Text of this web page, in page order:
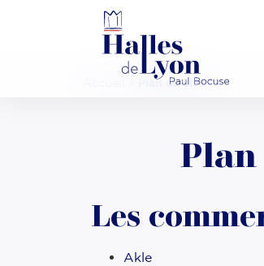
Plan du site
Plan
Les
Akle